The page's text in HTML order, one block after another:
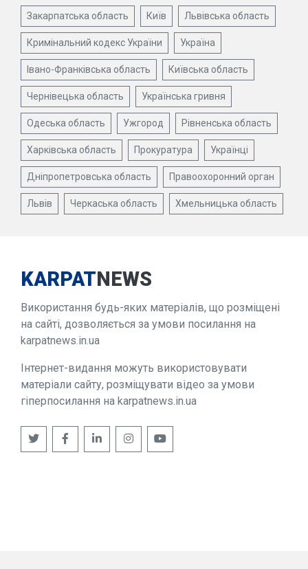
Закарпатська область Київ Львівська область
Кримінальний кодекс України Україна
Івано-Франківська область Київська область
Чернівецька область Українська гривня
Одеська область Ужгород Рівненська область
Харківська область Прокуратура Українці
Дніпропетровська область Правоохоронний орган
Львів Черкаська область Хмельницька область
KARPATNEWS
Використання будь-яких матеріалів, що розміщені
на сайті, дозволяється за умови посилання на
karpatnews.in.ua
Інтернет-видання можуть використовувати
матеріали сайту, розміщувати відео за умови
гіперпосилання на karpatnews.in.ua